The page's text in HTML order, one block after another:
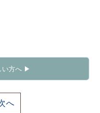
い方へ ▶
へ